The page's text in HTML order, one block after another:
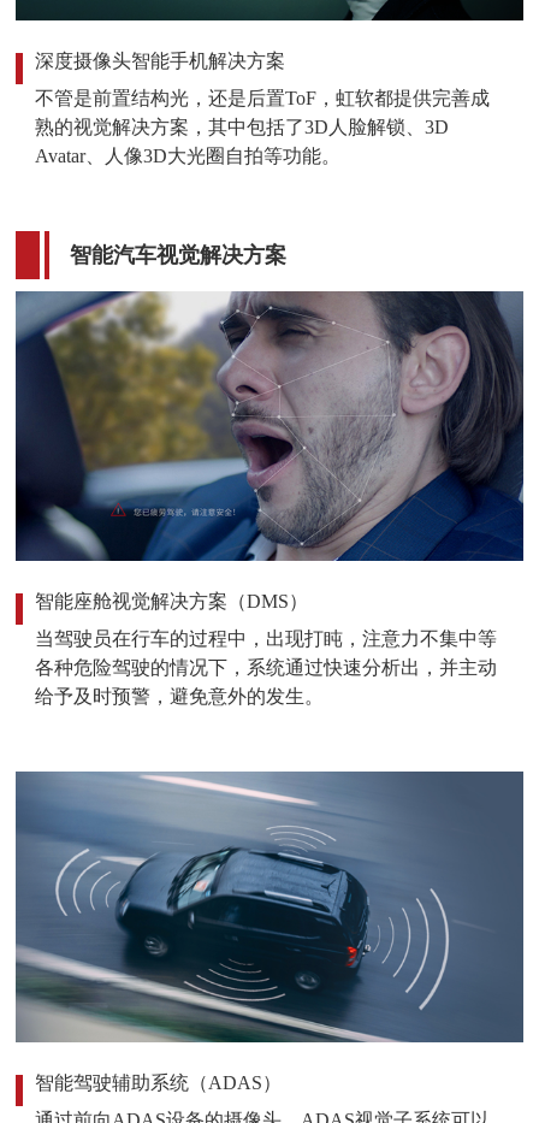
深度摄像头智能手机解决方案
不管是前置结构光，还是后置ToF，虹软都提供完善成
熟的视觉解决方案，其中包括了3D人脸解锁、3D
Avatar、人像3D大光圈自拍等功能。
智能汽车视觉解决方案
智能座舱视觉解决方案（DMS）
当驾驶员在行车的过程中，出现打盹，注意力不集中等
各种危险驾驶的情况下，系统通过快速分析出，并主动
给予及时预警，避免意外的发生。
智能驾驶辅助系统（ADAS）